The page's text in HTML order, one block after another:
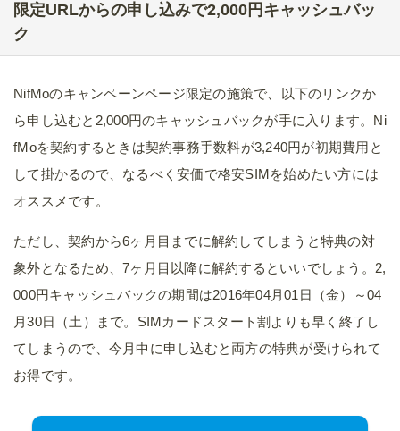
限定URLからの申し込みで2,000円キャッシュバッ
ク
NifMoのキャンペーンページ限定の施策で、以下のリンクか
ら申し込むと2,000円のキャッシュバックが手に入ります。Ni
fMoを契約するときは契約事務手数料が3,240円が初期費用と
して掛かるので、なるべく安価で格安SIMを始めたい方には
オススメです。
ただし、契約から6ヶ月目までに解約してしまうと特典の対
象外となるため、7ヶ月目以降に解約するといいでしょう。2,
000円キャッシュバックの期間は2016年04月01日（金）～04
月30日（土）まで。SIMカードスタート割よりも早く終了し
てしまうので、今月中に申し込むと両方の特典が受けられて
お得です。